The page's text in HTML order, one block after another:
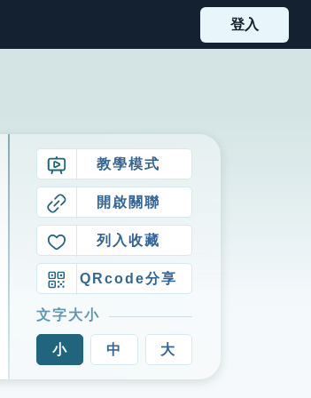
登入
教學模式
開啟關聯
列入收藏
QRcode分享
文字大小
小 中 大